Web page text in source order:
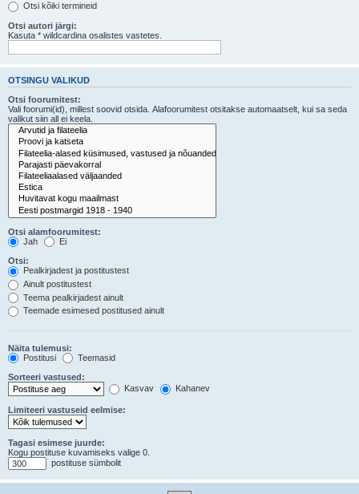
Otsi kõiki termineid
Otsi autori järgi:
Kasuta * wildcardina osalistes vastetes.
OTSINGU VALIKUD
Otsi foorumitest:
Vali foorumi(id), millest soovid otsida. Alafoorumitest otsitakse automaatselt, kui sa seda
valikut siin all ei keela.
Otsi alamfoorumitest:
Jah
Ei
Otsi:
Pealkirjadest ja postitustest
Ainult postitustest
Teema pealkirjadest ainult
Teemade esimesed postitused ainult
Näita tulemusi:
Postitusi
Teemasid
Sorteeri vastused:
Kasvav
Kahanev
Limiteeri vastuseid eelmise:
Tagasi esimese juurde:
Kogu postituse kuvamiseks valige 0.
postituse sümbolit